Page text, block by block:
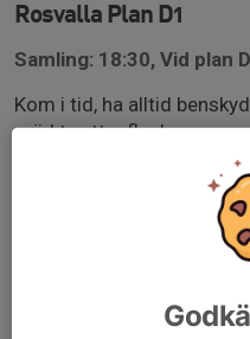
Rosvalla Plan D1
Samling: 18:30, Vid plan
Kom i tid, ha alltid
märkt vattenflaska.